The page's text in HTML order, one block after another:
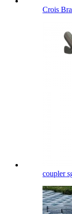
Crois
coupler